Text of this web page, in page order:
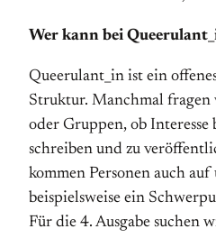
Wer kann bei
Queerulant_in ist ein
Struktur. Manchmal fragen
oder Gruppen, ob Interesse
schreiben und zu
kommen Personen auch auf
beispielsweise ein
Für die 4. Ausgabe suchen